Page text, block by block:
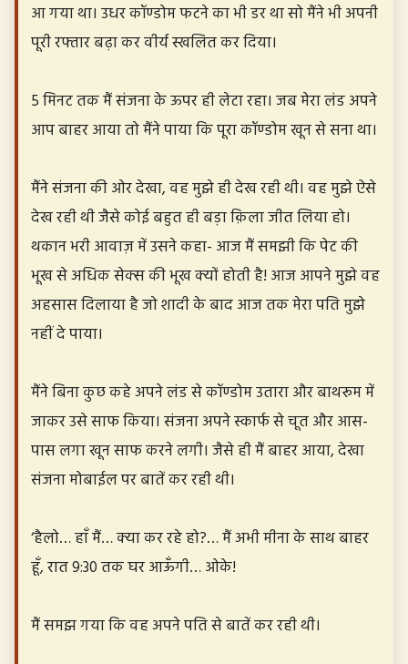
आ गया था। उधर कॉण्डोम फटने का भी डर था सो मैंने भी अपनी
पूरी रफ्तार बढ़ा कर वीर्य स्खलित कर दिया।
5 मिनट तक मैं संजना के ऊपर ही लेटा रहा। जब मेरा लंड अपने
आप बाहर आया तो मैंने पाया कि पूरा कॉण्डोम खून से सना था।
मैंने संजना की ओर देखा, वह मुझे ही देख रही थी। वह मुझे ऐसे
देख रही थी जैसे कोई बहुत ही बड़ा क़िला जीत लिया हो।
थकान भरी आवाज़ में उसने कहा- आज मैं समझी कि पेट की
भूख से अधिक सेक्स की भूख क्यों होती है! आज आपने मुझे वह
अहसास दिलाया है जो शादी के बाद आज तक मेरा पति मुझे
नहीं दे पाया।
मैंने बिना कुछ कहे अपने लंड से कॉण्डोम उतारा और बाथरूम में
जाकर उसे साफ किया। संजना अपने स्कार्फ से चूत और आस-
पास लगा खून साफ करने लगी। जैसे ही मैं बाहर आया, देखा
संजना मोबाईल पर बातें कर रही थी।
‘हैलो… हाँ मैं… क्या कर रहे हो?… मैं अभी मीना के साथ बाहर
हूँ, रात 9:30 तक घर आऊँगी… ओके!
मैं समझ गया कि वह अपने पति से बातें कर रही थी।